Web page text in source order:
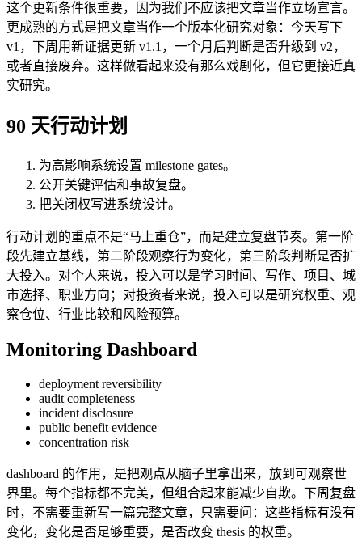
这个更新条件很重要，因为我们不应该把文章当作立场宣言。
更成熟的方式是把文章当作一个版本化研究对象：今天写下
v1，下周用新证据更新 v1.1，一个月后判断是否升级到 v2，
或者直接废弃。这样做看起来没有那么戏剧化，但它更接近真
实研究。
90 天行动计划
为高影响系统设置 milestone gates。
公开关键评估和事故复盘。
把关闭权写进系统设计。
行动计划的重点不是“马上重仓”，而是建立复盘节奏。第一阶
段先建立基线，第二阶段观察行为变化，第三阶段判断是否扩
大投入。对个人来说，投入可以是学习时间、写作、项目、城
市选择、职业方向；对投资者来说，投入可以是研究权重、观
察仓位、行业比较和风险预算。
Monitoring Dashboard
deployment reversibility
audit completeness
incident disclosure
public benefit evidence
concentration risk
dashboard 的作用，是把观点从脑子里拿出来，放到可观察世
界里。每个指标都不完美，但组合起来能减少自欺。下周复盘
时，不需要重新写一篇完整文章，只需要问：这些指标有没有
变化，变化是否足够重要，是否改变 thesis 的权重。